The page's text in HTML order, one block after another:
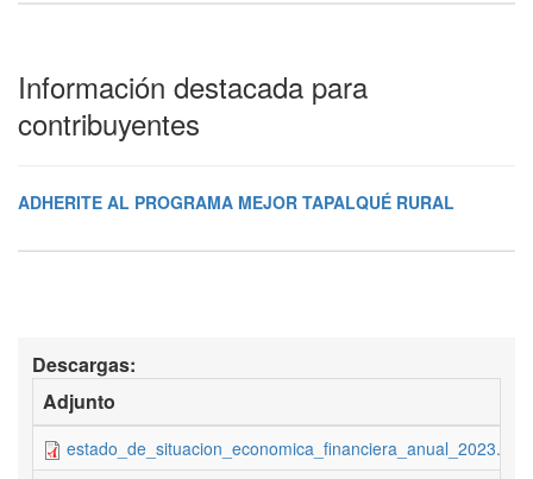
Información destacada para
contribuyentes
ADHERITE AL PROGRAMA MEJOR TAPALQUÉ RURAL
Descargas:
Adjunto
estado_de_situacion_economica_financiera_anual_2023.pdf